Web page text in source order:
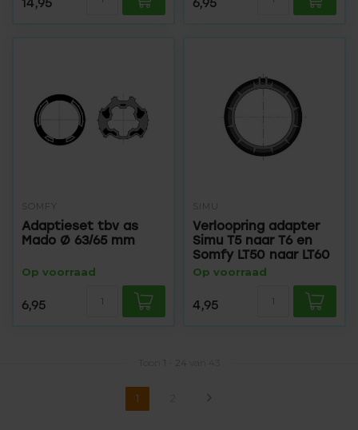
SOMFY
Adaptieset tbv as
Mado Ø 63/65 mm
Op voorraad
6,95
SIMU
Verloopring adapter
Simu T5 naar T6 en
Somfy LT50 naar LT60
Op voorraad
4,95
1 24 van 43
1